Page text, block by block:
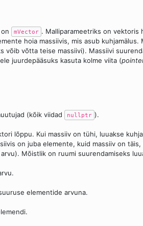
mVector . Malliparameetriks on
hoia massiivis, mis asub
võib võtta teise massiivi). Massiivi
juurdepääsuks kasuta kolme viita (
(kõik viidad nullptr ).
lõppu. Kui massiiv on tühi, luuakse
on juba elemente, kuid massiiv on
Mõistlik on ruumi suurendamiseks
elementide arvuna.